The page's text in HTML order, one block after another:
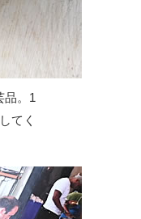
品。1
てく